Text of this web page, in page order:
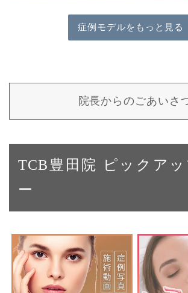
症例モデルをもっと見る
院長からのごあいさ
TCB豊田院 ピックアッ
ー